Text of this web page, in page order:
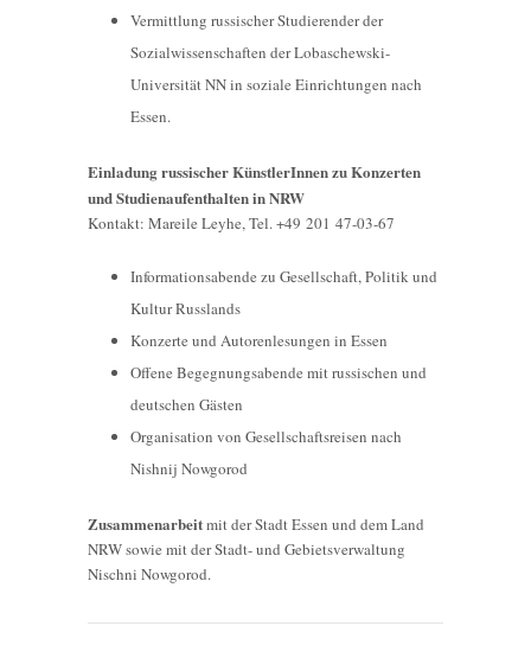
Vermittlung russischer Studierender der
Sozialwissenschaften der Lobaschewski-
Universität NN in soziale Einrichtungen nach
Essen.
Einladung russischer KünstlerInnen zu Konzerten
und Studienaufenthalten in NRW
Kontakt: Mareile Leyhe, Tel. +49 201 47-03-67
Informationsabende zu Gesellschaft, Politik und
Kultur Russlands
Konzerte und Autorenlesungen in Essen
Offene Begegnungsabende mit russischen und
deutschen Gästen
Organisation von Gesellschaftsreisen nach
Nishnij Nowgorod
Zusammenarbeitmit der Stadt Essen und dem Land
NRW sowie mit der Stadt- und Gebietsverwaltung
Nischni Nowgorod.